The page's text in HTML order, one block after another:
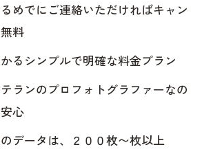
めでにご連絡いただければキャン
料
るシンプルで明確な料金プラン
ランのプロフォトグラファーなの
心
データは、２００枚〜枚以上